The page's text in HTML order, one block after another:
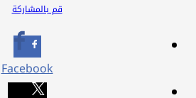
قم بالمشاركة
Facebook